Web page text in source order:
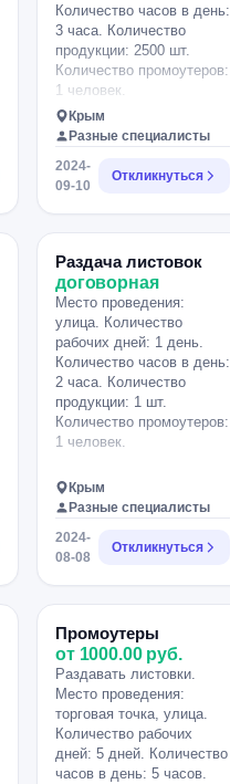
Количество часов в день:
3 часа. Количество
продукции: 2500 шт.
Количество промоутеров:
1 человек.
Крым
Разные специалисты
2024-
09-10
Откликнуться
Раздача листовок
договорная
Место проведения:
улица. Количество
рабочих дней: 1 день.
Количество часов в день:
2 часа. Количество
продукции: 1 шт.
Количество промоутеров:
1 человек.
Крым
Разные специалисты
2024-
08-08
Откликнуться
Промоутеры
от 1000.00 руб.
Раздавать листовки.
Место проведения:
торговая точка, улица.
Количество рабочих
дней: 5 дней. Количество
часов в день: 5 часов.